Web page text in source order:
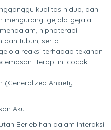
kualitas hidup, dan
mengurangi gejala-gejala
hipnoterapi
dan tubuh, serta
reaksi terhadap tekanan
Terapi ini cocok
(Generalized Anxiety
Akut
Berlebihan dalam Interaksi